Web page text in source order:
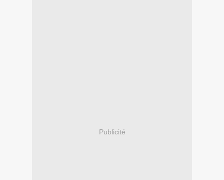
Publicité